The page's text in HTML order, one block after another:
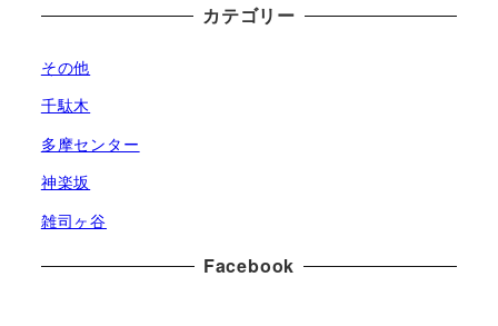
ー
イ
ブ
カテゴリー
その他
千駄木
多摩センター
神楽坂
雑司ヶ谷
Facebook